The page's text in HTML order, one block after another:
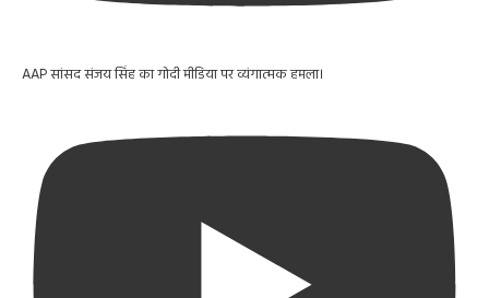
AAP सांसद संजय सिंह का गोदी मीडिया पर व्यंगात्मक हमला।